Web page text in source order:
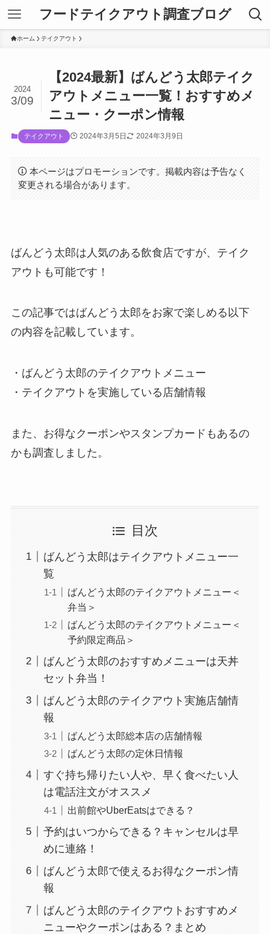
フードテイクアウト調査ブログ
ホーム テイクアウト
【2024最新】ばんどう太郎テイク
アウトメニュー一覧！おすすめメ
ニュー・クーポン情報
2024
3/09
テイクアウト 2024年3月5日 2024年3月9日
本ページはプロモーションです。掲載内容は予告なく
変更される場合があります。
ばんどう太郎は人気のある飲食店ですが、テイク
アウトも可能です！
この記事ではばんどう太郎をお家で楽しめる以下
の内容を記載しています。
・ばんどう太郎のテイクアウトメニュー
・テイクアウトを実施している店舗情報
また、お得なクーポンやスタンプカードもあるの
かも調査しました。
目次
ばんどう太郎はテイクアウトメニュー一
覧
ばんどう太郎のテイクアウトメニュー＜
弁当＞
ばんどう太郎のテイクアウトメニュー＜
予約限定商品＞
ばんどう太郎のおすすめメニューは天丼
セット弁当！
ばんどう太郎のテイクアウト実施店舗情
報
ばんどう太郎総本店の店舗情報
ばんどう太郎の定休日情報
すぐ持ち帰りたい人や、早く食べたい人
は電話注文がオススメ
出前館やUberEatsはできる？
予約はいつからできる？キャンセルは早
めに連絡！
ばんどう太郎で使えるお得なクーポン情
報
ばんどう太郎のテイクアウトおすすめメ
ニューやクーポンはある？まとめ